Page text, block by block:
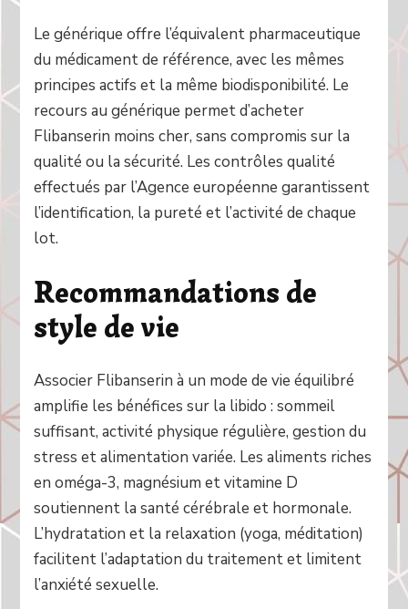
Le générique offre l’équivalent pharmaceutique
du médicament de référence, avec les mêmes
principes actifs et la même biodisponibilité. Le
recours au générique permet d’acheter
Flibanserin moins cher, sans compromis sur la
qualité ou la sécurité. Les contrôles qualité
effectués par l’Agence européenne garantissent
l’identification, la pureté et l’activité de chaque
lot.
Recommandations de
style de vie
Associer Flibanserin à un mode de vie équilibré
amplifie les bénéfices sur la libido : sommeil
suffisant, activité physique régulière, gestion du
stress et alimentation variée. Les aliments riches
en oméga-3, magnésium et vitamine D
soutiennent la santé cérébrale et hormonale.
L’hydratation et la relaxation (yoga, méditation)
facilitent l’adaptation du traitement et limitent
l’anxiété sexuelle.